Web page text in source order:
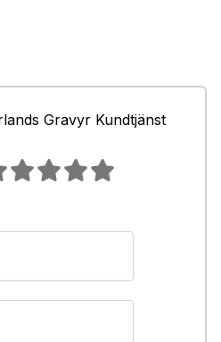
Gravyr Kundtjänst